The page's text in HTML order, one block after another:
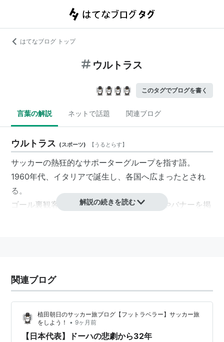
はてなブログ トップ
ウルトラス
このタグでブログを書く
言葉の解説 ネットで話題 関連ブログ
ウルトラス (スポーツ) 【 うるとらす】
サッカーの熱狂的なサポーターグループを指す語。
1960年代、イタリアで誕生し、各国へ広まったとされ
る。
ゴール裏観客席に集団で陣取り、フラッグやバナーを掲
解説の続きを読む
関連ブログ
植田朝日のサッカー旅ブログ【フットラベラー】サッカー旅
をしよう！
• 9ヶ月前
【日本代表】ドーハの悲劇から32年